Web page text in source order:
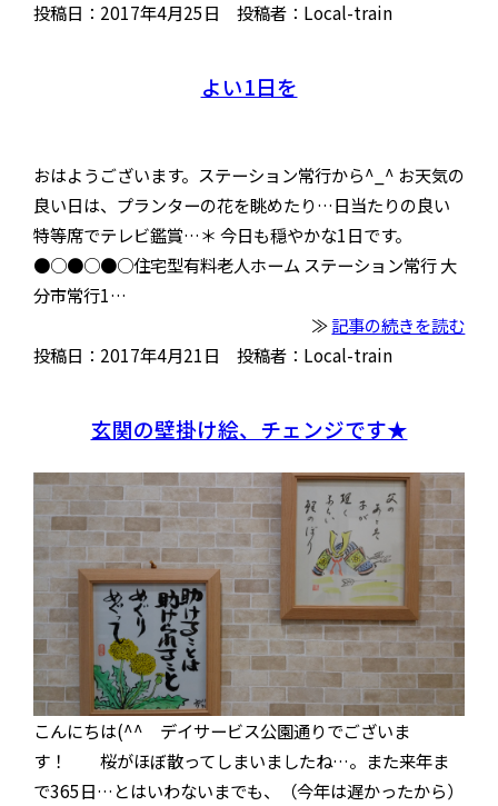
投稿日：2017年4月25日 投稿者：Local-train
よい1日を
おはようございます。ステーション常行から^_^ お天気の
良い日は、プランターの花を眺めたり…日当たりの良い
特等席でテレビ鑑賞…＊ 今日も穏やかな1日です。
●○●○●○住宅型有料老人ホーム ステーション常行 大
分市常行1…
≫記事の続きを読む
投稿日：2017年4月21日 投稿者：Local-train
玄関の壁掛け絵、チェンジです★
こんにちは(^^ デイサービス公園通りでございま
す！ 桜がほぼ散ってしまいましたね…。また来年ま
で365日…とはいわないまでも、（今年は遅かったから）